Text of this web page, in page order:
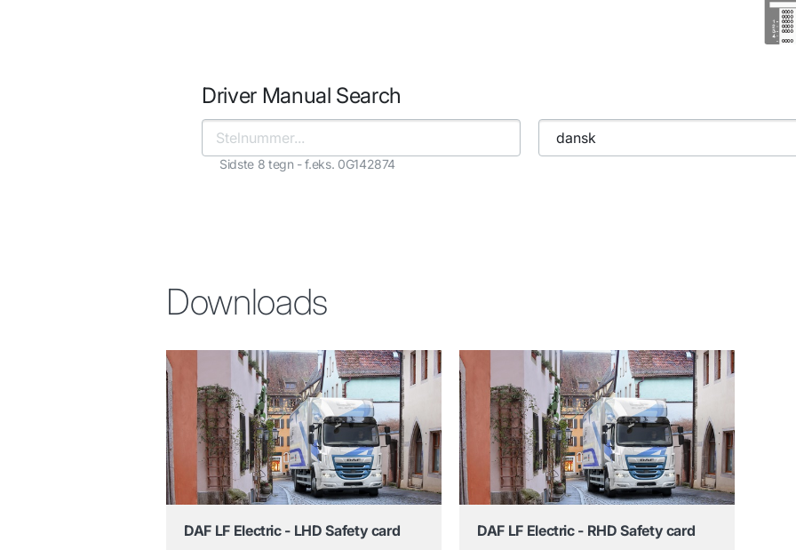
Driver Manual Search
Sidste 8 tegn - f.eks. 0G142874
Downloads
DAF LF Electric - LHD Safety card DAF LF Electric - RHD Safety card